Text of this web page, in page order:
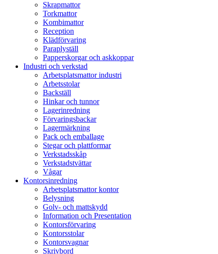
Skrapmattor
Torkmattor
Kombimattor
Reception
Klädförvaring
Paraplyställ
Papperskorgar och askkoppar
Industri och verkstad
Arbetsplatsmattor industri
Arbetsstolar
Backställ
Hinkar och tunnor
Lagerinredning
Förvaringsbackar
Lagermärkning
Pack och emballage
Stegar och plattformar
Verkstadsskåp
Verkstadstvättar
Vågar
Kontorsinredning
Arbetsplatsmattor kontor
Belysning
Golv- och mattskydd
Information och Presentation
Kontorsförvaring
Kontorsstolar
Kontorsvagnar
Skrivbord